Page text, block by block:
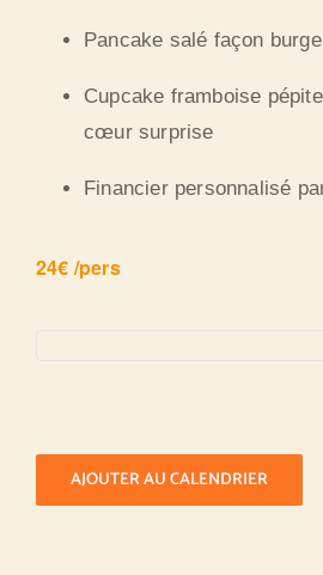
Pancake salé façon
Cupcake framboise
cœur surprise
Financier personnalisé
24€ /pers
AJOUTER AU CALENDRIER